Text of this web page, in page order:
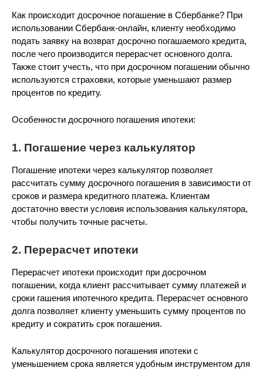
Как происходит досрочное погашение в Сбербанке? При
использовании Сбербанк-онлайн, клиенту необходимо
подать заявку на возврат досрочно погашаемого кредита,
после чего производится перерасчет основного долга.
Также стоит учесть, что при досрочном погашении обычно
используются страховки, которые уменьшают размер
процентов по кредиту.
Особенности досрочного погашения ипотеки:
1. Погашение через калькулятор
Погашение ипотеки через калькулятор позволяет
рассчитать сумму досрочного погашения в зависимости от
сроков и размера кредитного платежа. Клиентам
достаточно ввести условия использования калькулятора,
чтобы получить точные расчеты.
2. Перерасчет ипотеки
Перерасчет ипотеки происходит при досрочном
погашении, когда клиент рассчитывает сумму платежей и
сроки гашения ипотечного кредита. Перерасчет основного
долга позволяет клиенту уменьшить сумму процентов по
кредиту и сократить срок погашения.
Калькулятор досрочного погашения ипотеки с
уменьшением срока является удобным инструментом для